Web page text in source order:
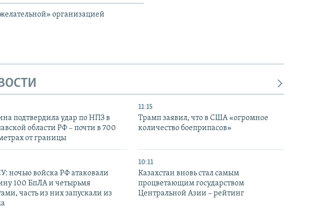
организацией
подтвердила удар по НПЗ в
области РФ – почти в 700
от границы
11:15
Трамп заявил, что в США «огромное
количество боеприпасов»
ночью войска РФ атаковали
100 БпЛА и четырьмя
часть из них запускали из
10:11
Казахстан вновь стал самым
процветающим государством
Центральной Азии – рейтинг